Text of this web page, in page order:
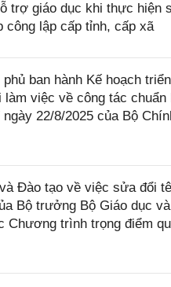
trợ giáo dục khi thực hiện
công lập cấp tỉnh, cấp xã
ban hành Kế hoạch
việc về công tác chuẩn
22/8/2025 của Bộ
Đào tạo về việc sửa đổi
Bộ trưởng Bộ Giáo dục
Chương trình trọng điểm